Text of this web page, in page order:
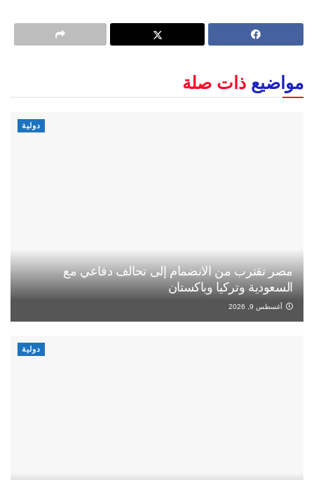
مواضيع ذات صلة
دولية
مصر تقترب من الانضمام إلى تحالف دفاعي مع
السعودية وتركيا وباكستان
أغسطس 9, 2026
دولية